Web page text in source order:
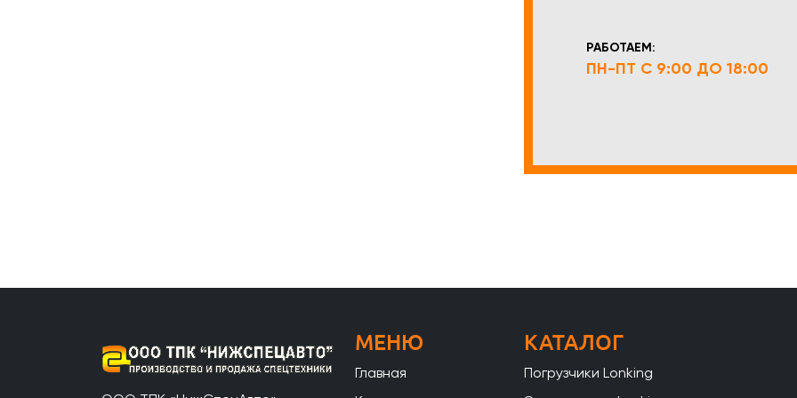
РАБОТАЕМ:
ПН-ПТ С 9:00 ДО 18:00
МЕНЮ
Главная
КАТАЛОГ
Погрузчики Lonking